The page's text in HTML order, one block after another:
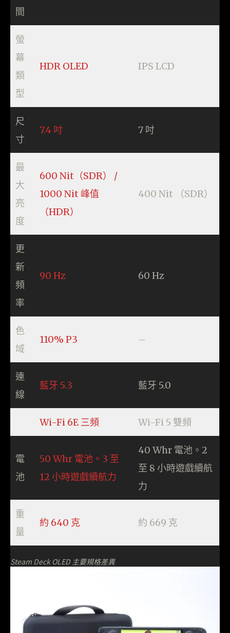
間
螢
幕
類
型
HDR OLED IPS LCD
尺
寸
7.4 吋 7 吋
最
大
亮
度
600 Nit（SDR） /
1000 Nit 峰值
（HDR）
400 Nit （SDR）
更
新
頻
率
90 Hz 60 Hz
色
域
110% P3 –
連
線
藍牙 5.3 藍牙 5.0
Wi-Fi 6E 三頻 Wi-Fi 5 雙頻
電
池
50 Whr 電池。3 至
12 小時遊戲續航力
40 Whr 電池。2
至 8 小時遊戲續航
力
重
量
約 640 克 約 669 克
Steam Deck OLED 主要規格差異